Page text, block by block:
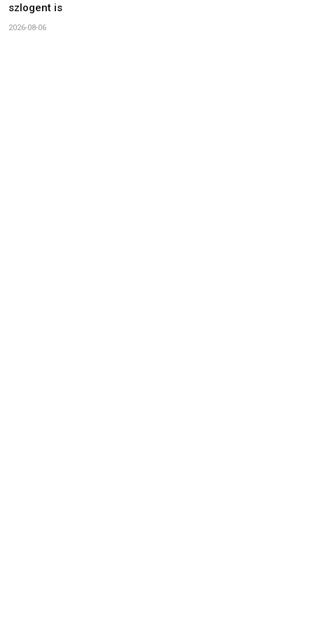
szlogent is
2026-08-06